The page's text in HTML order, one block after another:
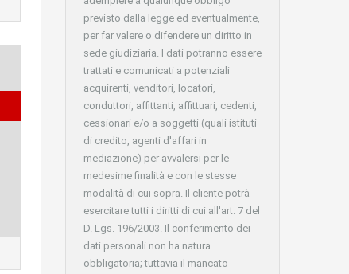
previsto dalla legge ed eventualmente,
per far valere o difendere un diritto in
sede giudiziaria. I dati potranno essere
trattati e comunicati a potenziali
acquirenti, venditori, locatori,
conduttori, affittanti, affittuari, cedenti,
cessionari e/o a soggetti (quali istituti
di credito, agenti d'affari in
mediazione) per avvalersi per le
medesime finalità e con le stesse
modalità di cui sopra. Il cliente potrà
esercitare tutti i diritti di cui all'art. 7 del
D. Lgs. 196/2003. Il conferimento dei
dati personali non ha natura
obbligatoria; tuttavia il mancato